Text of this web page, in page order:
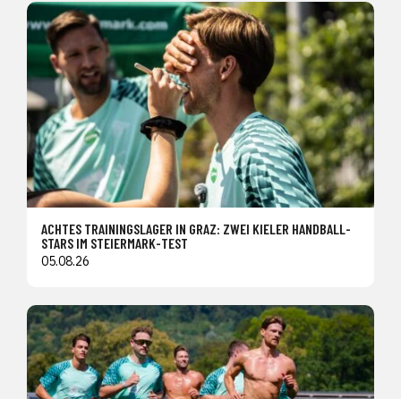
ACHTES TRAININGSLAGER IN GRAZ: ZWEI KIELER HANDBALL-
STARS IM STEIERMARK-TEST
05.08.26